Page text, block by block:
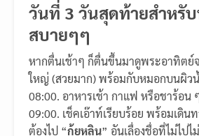
วันที่ 3 วันสุดท้ายสำหรั
สบายๆๆ
หากตื่นเช้าๆ ก็ตื่นขึ้นมาดูพระอาทิตย์
ใหญ่ (สวยมาก) พร้อมกับหมอกบนผิว
08:00. อาหารเช้า กาแฟ หรือชาร้อน
09:00. เช็คเอ๊าท์เรียบร้อย พร้อมเดินท
ต้องไป “กุ้ยหลิน” อันเลื่องชื่อที่ไม่ไปไ